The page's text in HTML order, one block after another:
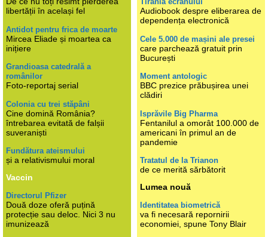
libertății în același fel
Antidot pentru frica de moarte
Mircea Eliade și moartea ca
inițiere
Grandioasa catedrală a
românilor
Foto-reportaj serial
Colonia cu trei stăpâni
Cine domină România?
întrebarea evitată de falșii
suveraniști
Fundătura ateismului
și a relativismului moral
Vaccin
Directorul Pfizer
Două doze oferă puțină
protecție sau deloc. Nici 3 nu
imunizează
Audiobook despre eliberarea de
dependența electronică
Cele 5.000 de mașini ale presei
care parchează gratuit prin
București
Moment antologic
BBC prezice prăbușirea unei
clădiri
Isprăvile Big Pharma
Fentanilul a omorât 100.000 de
americani în primul an de
pandemie
Tratatul de la Trianon
de ce merită sărbătorit
Lumea nouă
Identitatea biometrică
va fi necesară repornirii
economiei, spune Tony Blair